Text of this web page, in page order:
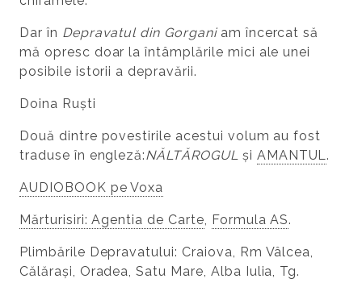
Dar în Depravatul din Gorganiam încercat să
mă opresc doar la întâmplările mici ale unei
posibile istorii a depravării.
Doina Ruști
Două dintre povestirile acestui volum au fost
traduse în engleză:NĂLTĂROGUL și AMANTUL .
AUDIOBOOK pe Voxa
Mărturisiri: Agentia de Carte Formula AS.
Plimbările Depravatului: Craiova, Rm Vâlcea,
Călărași, Oradea, Satu Mare, Alba Iulia, Tg.